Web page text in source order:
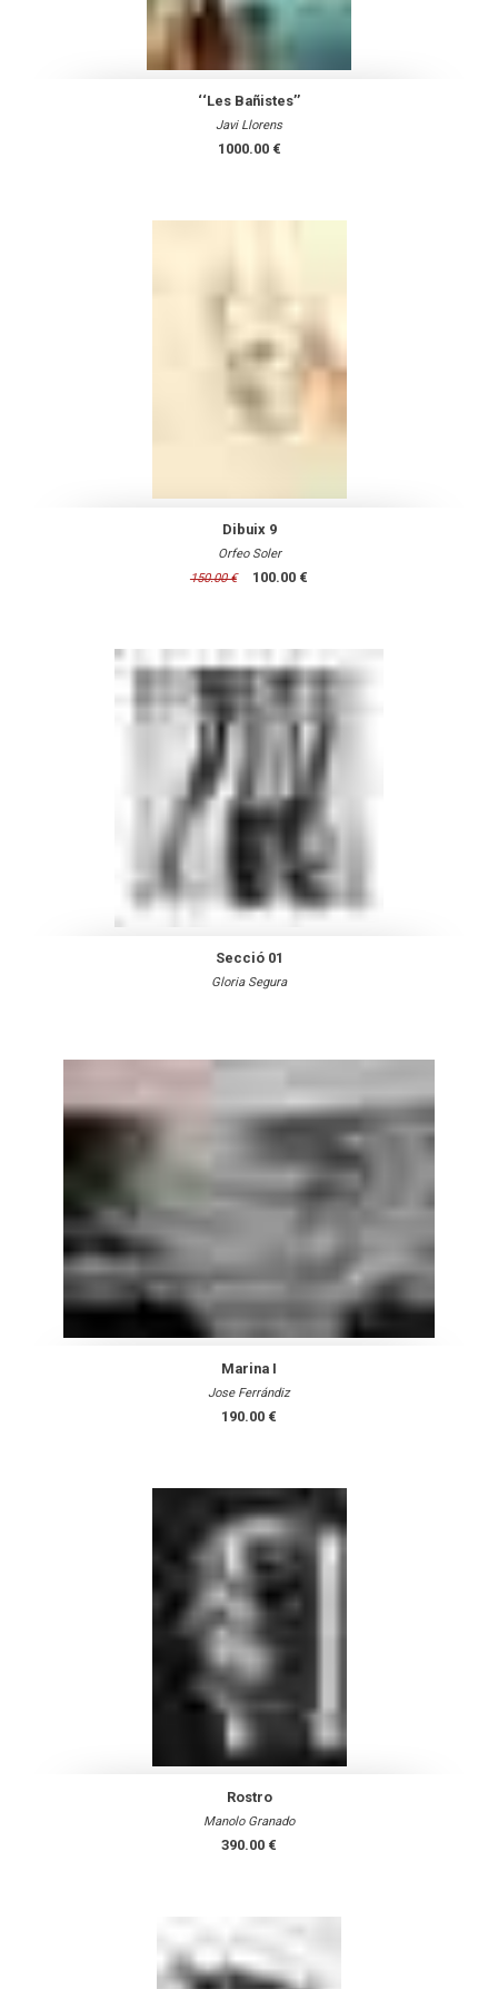
‘‘Les Bañistes’’
Javi Llorens
1000.00 €
Dibuix 9
Orfeo Soler
150.00 €
100.00 €
Secció 01
Gloria Segura
Marina I
Jose Ferrándiz
190.00 €
Rostro
Manolo Granado
390.00 €